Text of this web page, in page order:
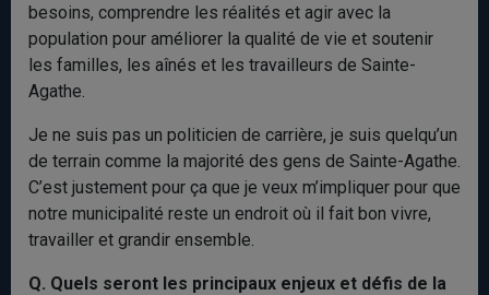
besoins, comprendre les réalités et agir avec la
population pour améliorer la qualité de vie et soutenir
les familles, les aînés et les travailleurs de Sainte-
Agathe.
Je ne suis pas un politicien de carrière, je suis quelqu’un
de terrain comme la majorité des gens de Sainte-Agathe.
C’est justement pour ça que je veux m’impliquer pour que
notre municipalité reste un endroit où il fait bon vivre,
travailler et grandir ensemble.
Q. Quels seront les principaux enjeux et défis de la